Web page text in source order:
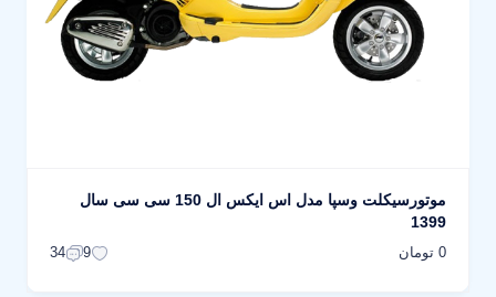
موتورسیکلت وسپا مدل اس ایکس ال 150 سی سی سال
1399
0 تومان 9
34